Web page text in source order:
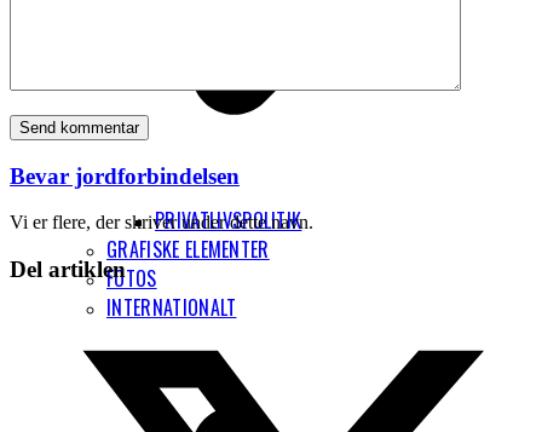
PRIVATLIVSPOLITIK
GRAFISKE ELEMENTER
FOTOS
INTERNATIONALT
Bevar jordforbindelsen
Vi er flere, der skriver under dette navn.
Del artiklen